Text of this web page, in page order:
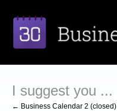
to
content
I suggest you ...
← Business Calendar 2 (closed)